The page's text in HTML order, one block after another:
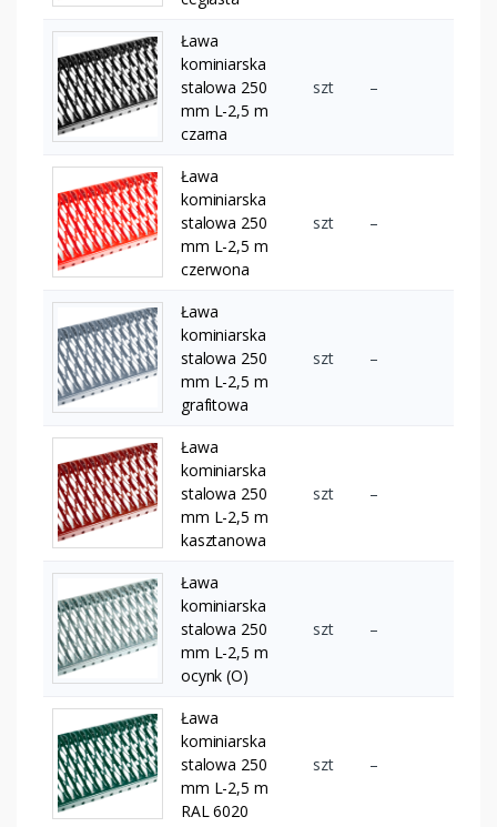
Ława
kominiarska
stalowa 250
mm L-2,5 m
czarna
szt –
Ława
kominiarska
stalowa 250
mm L-2,5 m
czerwona
szt –
Ława
kominiarska
stalowa 250
mm L-2,5 m
grafitowa
szt –
Ława
kominiarska
stalowa 250
mm L-2,5 m
kasztanowa
szt –
Ława
kominiarska
stalowa 250
mm L-2,5 m
ocynk (O)
szt –
Ława
kominiarska
stalowa 250
mm L-2,5 m
RAL 6020
szt –